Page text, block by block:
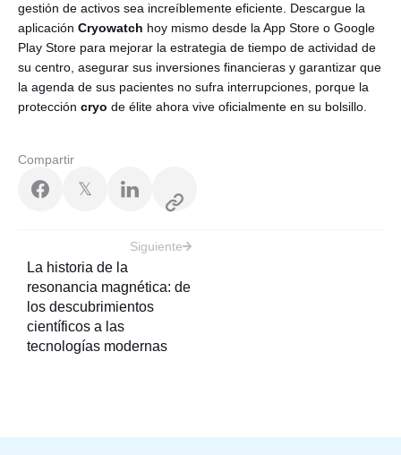
gestión de activos sea increíblemente eficiente. Descargue la
aplicación Cryowatch hoy mismo desde la App Store o Google
Play Store para mejorar la estrategia de tiempo de actividad de
su centro, asegurar sus inversiones financieras y garantizar que
la agenda de sus pacientes no sufra interrupciones, porque la
protección cryo de élite ahora vive oficialmente en su bolsillo.
Compartir
𝕏
Navegación
de
entradas
Siguiente
La historia de la
resonancia magnética: de
los descubrimientos
científicos a las
tecnologías modernas